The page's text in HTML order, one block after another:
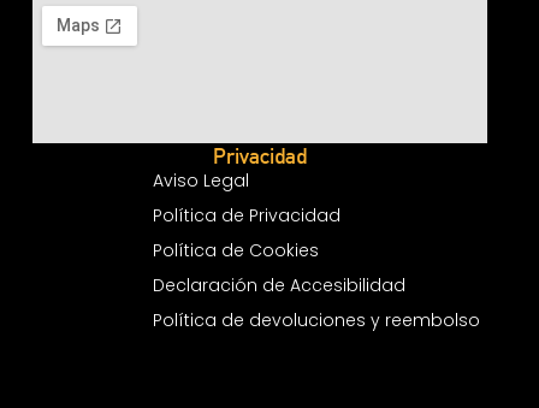
Privacidad
Aviso Legal
Política de Privacidad
Política de Cookies
Declaración de Accesibilidad
Política de devoluciones y reembolso